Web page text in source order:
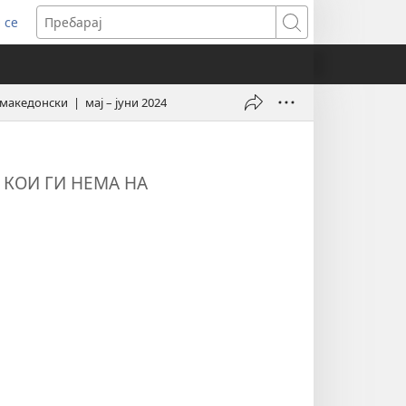
се
Пребарај
| мај – јуни 2024
ГИ НЕМА НА